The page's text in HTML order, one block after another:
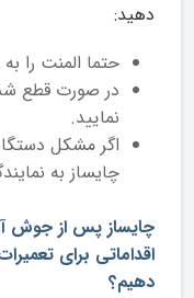
دهید:
حتما المنت را
در صورت قطع
نمایید.
اگر مشکل
چایساز به
چایساز پس از جوش
اقداماتی برای
دهیم؟